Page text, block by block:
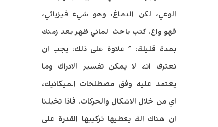
الوعي، لكن الدماغ، وهو شيء فيزيائي،
فهو واع. كتب باحث الماني ظهر بعد زمنك
بمدة قليلة: ” علاوة على ذلك، يجب ان
نعترف انه لا يمكن تفسير الادراك وما
يعتمد عليه وفق مصطلحات الميكانيك،
اي من خلال الاشكال والحركات. فاذا تخيلنا
ان هناك الة يعطيها تركيبها القدرة على